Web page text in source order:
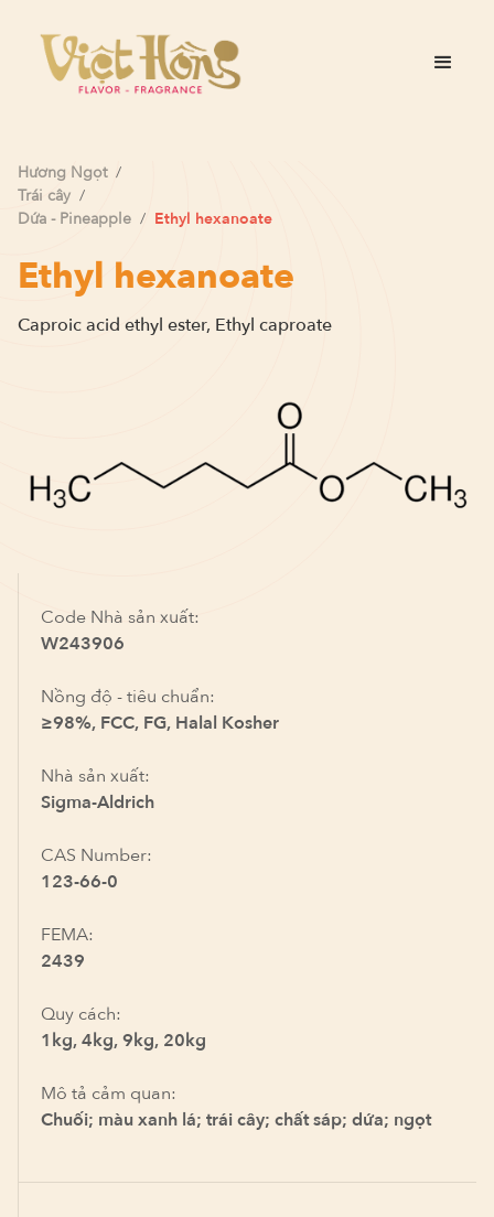
Hương Ngọt /
Trái cây /
Dứa - Pineapple / Ethyl hexanoate
Ethyl hexanoate
Caproic acid ethyl ester, Ethyl caproate
Code Nhà sản xuất:
W243906
Nồng độ - tiêu chuẩn:
≥98%, FCC, FG, Halal Kosher
Nhà sản xuất:
Sigma-Aldrich
CAS Number:
123-66-0
FEMA:
2439
Quy cách:
1kg, 4kg, 9kg, 20kg
Mô tả cảm quan:
Chuối; màu xanh lá; trái cây; chất sáp; dứa; ngọt